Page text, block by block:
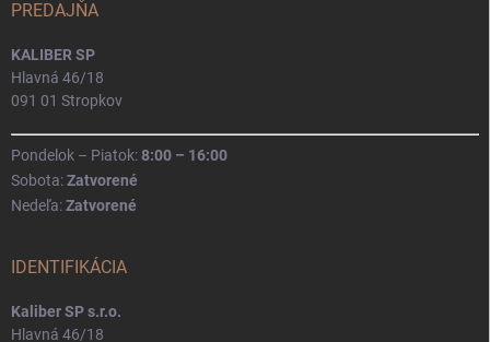
PREDAJŇA
KALIBER SP
Hlavná 46/18
091 01 Stropkov
Pondelok – Piatok:8:00 – 16:00
Sobota:Zatvorené
Nedeľa:Zatvorené
IDENTIFIKÁCIA
Kaliber SP s.r.o.
Hlavná 46/18